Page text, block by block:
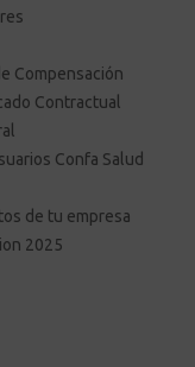
Compensación
Contractual
Confa Salud
de tu empresa
2025